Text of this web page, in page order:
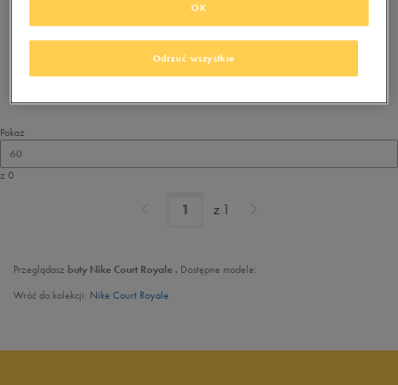
Brak produktów do wyświetlenia
Zmień kryteria wyszukiwania lub
usuń wybrane filtry
Pokaż
60
z 0
z 1
Przeglądasz buty Nike Court Royale . Dostępne modele:
Wróć do kolekcji: Nike Court Royale
Odrzuć wszystkie
OK